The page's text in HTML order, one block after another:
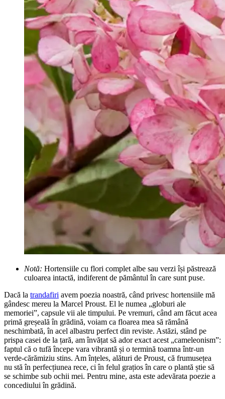
Notă: Hortensiile cu flori complet albe sau verzi își păstrează
culoarea intactă, indiferent de pământul în care sunt puse.
Dacă la trandafiri avem poezia noastră, când privesc hortensiile mă
gândesc mereu la Marcel Proust. El le numea „globuri ale
memoriei”, capsule vii ale timpului. Pe vremuri, când am făcut acea
primă greșeală în grădină, voiam ca floarea mea să rămână
neschimbată, în acel albastru perfect din reviste. Astăzi, stând pe
prispa casei de la țară, am învățat să ador exact acest „cameleonism”:
faptul că o tufă începe vara vibrantă și o termină toamna într-un
verde-cărămiziu stins. Am înțeles, alături de Proust, că frumusețea
nu stă în perfecțiunea rece, ci în felul grațios în care o plantă știe să
se schimbe sub ochii mei. Pentru mine, asta este adevărata poezie a
concediului în grădină.